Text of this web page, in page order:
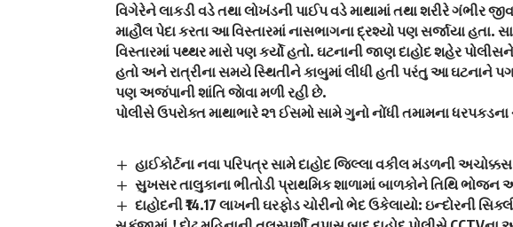
વિગેરેને લાકડી વડે તથા લોખંડની પાઈપ વડે માથામાં તથા શરીરે ગંભીર
માહૌલ પેદા કરતા આ વિસ્તારમાં નાસભાગના દ્રશ્યો પણ સર્જાયા હતા.
વિસ્તારમાં પથ્થર મારો પણ કર્યો હતો. ઘટનાની જાણ દાહોદ શહેર
હતો અને રાત્રીના સમયે સ્થિતીને કાબુમાં લીધી હતી પરંતુ આ ઘટનાને
પણ અજંપાની શાંતિ જાેવા મળી રહી છે.
પોલીસે ઉપરોક્ત માથાભારે ૨૧ ઈસમો સામે ગુનો નોંધી તમામના ધરપકડના
હાઈકોર્ટના નવા પરિપત્ર સામે દાહોદ જિલ્લા વકીલ મંડળની અચોક્કસ
સુખસર તાલુકાના ભીતોડી પ્રાથમિક શાળામાં બાળકોને તિથિ
દાહોદની ₹14.17 લાખની ઘરફોડ ચોરીનો ભેદ ઉકેલાયો: ઇન્દોરની